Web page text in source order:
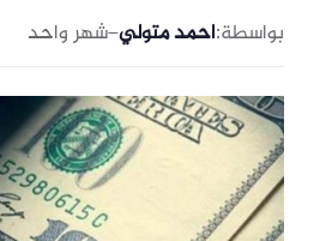
بواسطة:احمد متولي–شهر واحد